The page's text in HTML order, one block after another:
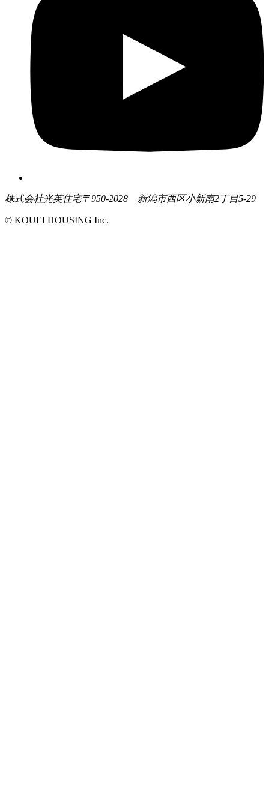
株式会社光英住宅〒950-2028 新潟市西区小新南2丁目5-29
© KOUEI HOUSING Inc.